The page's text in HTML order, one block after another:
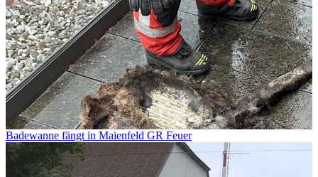
Badewanne fängt in Maienfeld GR Feuer